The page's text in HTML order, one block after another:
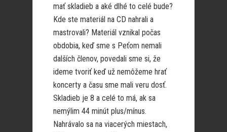
mať skladieb a aké dlhé to celé bude?
Kde ste materiál na CD nahrali a
mastrovali? Materiál vznikal počas
obdobia, keď sme s Peťom nemali
dalších členov, povedali sme si, že
ideme tvoriť keď už nemôžeme hrať
koncerty a času sme mali veru dosť.
Skladieb je 8 a celé to má, ak sa
nemýlim 44 minút plus/mínus.
Nahrávalo sa na viacerých miestach,